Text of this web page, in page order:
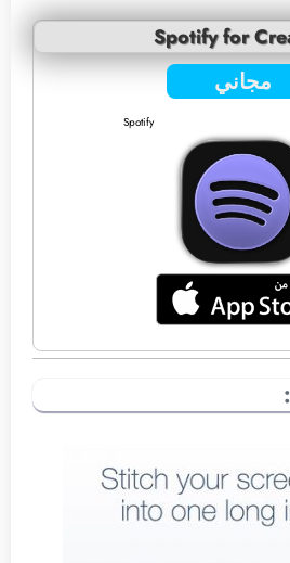
Spotify for
مجاني
Spotify
: